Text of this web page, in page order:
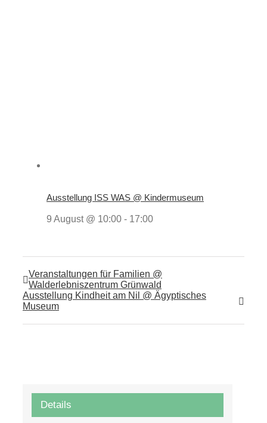
Ausstellung ISS WAS @ Kindermuseum
9 August @ 10:00 - 17:00
Veranstaltungen für Familien @
Walderlebniszentrum Grünwald
Ausstellung Kindheit am Nil @ Ägyptisches
Museum
Details